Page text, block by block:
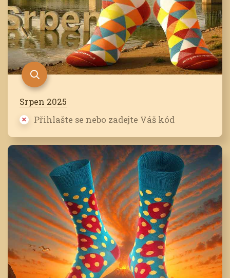
Srpen 2025
Přihlašte se nebo zadejte Váš kód